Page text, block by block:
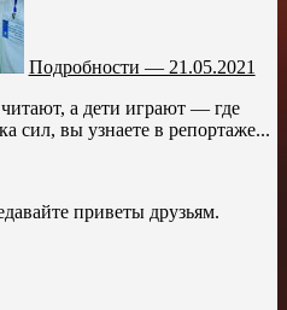
Подробности — 21.05.2021
а дети играют — где
сил, вы узнаете в репортаже...
приветы друзьям.